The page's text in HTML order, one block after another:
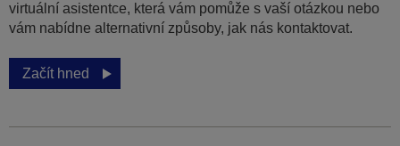
virtuální asistentce, která vám pomůže s vaší otázkou nebo
vám nabídne alternativní způsoby, jak nás kontaktovat.
Začít hned